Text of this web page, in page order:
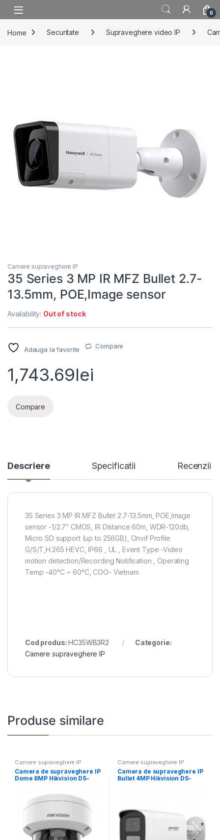
Skip to navigation
Skip to content
0
Home Securitate Supraveghere video IP
Camere supraveghere IP
35 Series 3 MP IR MFZ Bullet 2.7-
13.5mm, POE,Image sensor
Availability: Out of stock
Adauga la favorite Compare
1,743.69lei
Compare
Descriere Specificatii Recenzii
35 Series 3 MP IR MFZ Bullet 2.7-13.5mm, POE,Image
sensor -1/2.7″ CMOS, IR Distance 60m, WDR-120db,
Micro SD support (up to 256GB), Onvif Profile
G/S/T,H.265 HEVC, IP66 , UL , Event Type -Video
motion detection/Recording Notification , Operating
Temp -40°C ~ 60°C, COO- Vietnam
Cod produs:HC35WB3R2
Categorie:
Camere supraveghere IP
Produse similare
Camere supraveghere IP
Camera de supraveghere IP
Dome 8MP Hikvision DS-
Camere supraveghere IP
Camera de supraveghere IP
Bullet 4MP Hikvision DS-